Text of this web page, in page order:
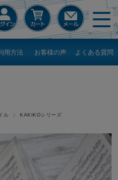
用方法 お客様の声 よくある質問
ル KAKIKOシリーズ